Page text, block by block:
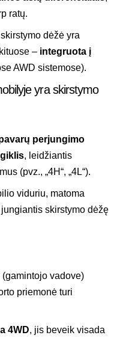
ratų.
dėžė yra
– integruota į
AWD sistemose).
yra skirstymo
perjungimo
, leidžiantis
(pvz., „4H“, „4L“).
viduriu, matoma
jungiantis skirstymo dėžę
(gamintojo vadove)
priemonė turi
4WD, jis beveik visada